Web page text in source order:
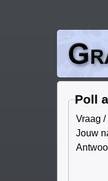
Poll
Vraag
Jouw